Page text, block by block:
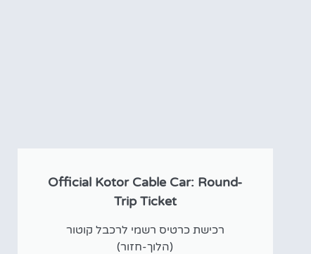
Official Kotor Cable Car: Round-
Trip Ticket
רכישת כרטיס רשמי לרכבל קוטור
(הלוך-חזור)